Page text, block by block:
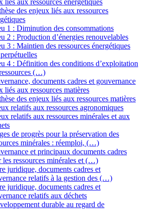
liés aux ressources énergétiques
des enjeux liés aux ressources
1 : Diminution des consommations
2 : Production d’énergies renouvelables
3 : Maintien des ressources énergétiques
4 : Définition des conditions d’exploitation
(…)
documents cadres et gouvernance
liés aux ressources matières
des enjeux liés aux ressources matières
relatifs aux ressources agronomiques
relatifs aux ressources minérales et aux
de progrès pour la préservation des
minérales : réemploi, (…)
et principaux documents cadres
les ressources minérales et (…)
juridique, documents cadres et
relatifs à la gestion des (…)
juridique, documents cadres et
relatifs aux déchets
durable au regard de